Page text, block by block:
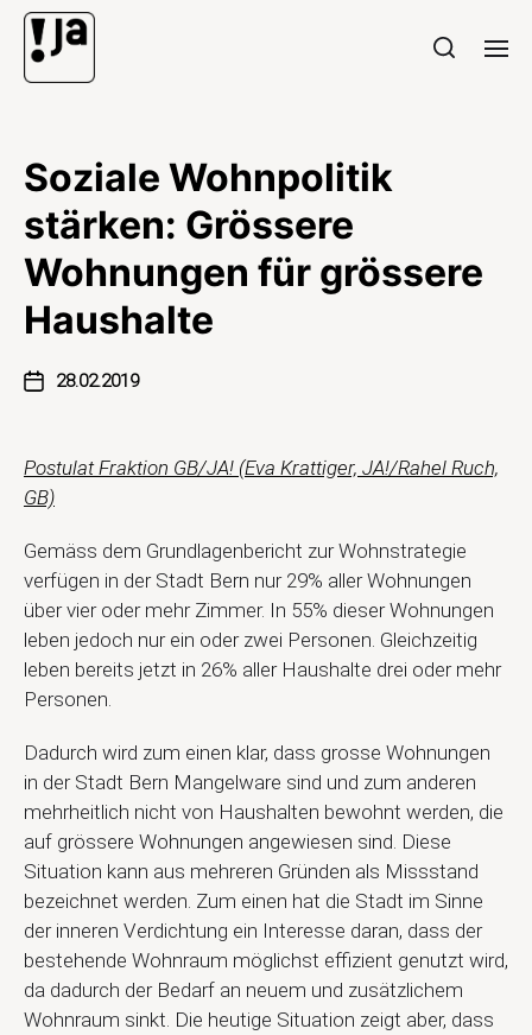
Soziale Wohnpolitik
stärken: Grössere
Wohnungen für grössere
Haushalte
28.02.2019
Postulat Fraktion GB/JA! (Eva Krattiger, JA!/Rahel Ruch,
GB)
Gemäss dem Grundlagenbericht zur Wohnstrategie
verfügen in der Stadt Bern nur 29% aller Wohnungen
über vier oder mehr Zimmer. In 55% dieser Wohnungen
leben jedoch nur ein oder zwei Personen. Gleichzeitig
leben bereits jetzt in 26% aller Haushalte drei oder mehr
Personen.
Dadurch wird zum einen klar, dass grosse Wohnungen
in der Stadt Bern Mangelware sind und zum anderen
mehrheitlich nicht von Haushalten bewohnt werden, die
auf grössere Wohnungen angewiesen sind. Diese
Situation kann aus mehreren Gründen als Missstand
bezeichnet werden. Zum einen hat die Stadt im Sinne
der inneren Verdichtung ein Interesse daran, dass der
bestehende Wohnraum möglichst effizient genutzt wird,
da dadurch der Bedarf an neuem und zusätzlichem
Wohnraum sinkt. Die heutige Situation zeigt aber, dass